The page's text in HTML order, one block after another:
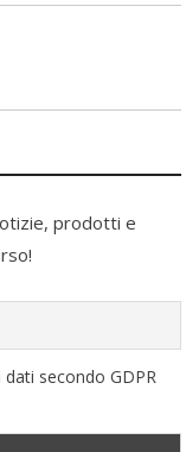
prodotti e
secondo GDPR